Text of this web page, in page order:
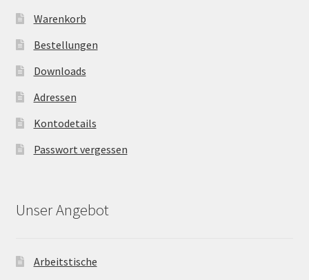
Warenkorb
Bestellungen
Downloads
Adressen
Kontodetails
Passwort vergessen
Unser Angebot
Arbeitstische